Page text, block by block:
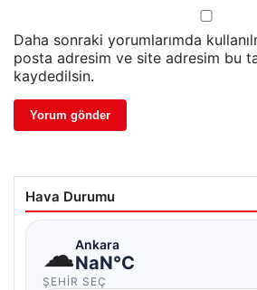
Daha sonraki yorumlarımda
posta adresim ve site adresim bu
kaydedilsin.
Hava Durumu
☁Ankara
NaN°C
ŞEHIR SEÇ